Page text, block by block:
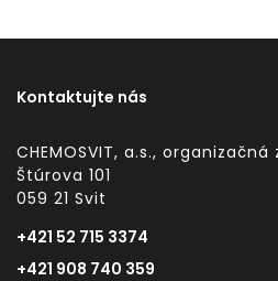
Kontaktujte nás
CHEMOSVIT, a.s., organizačná
Štúrova 101
059 21 Svit
+421 52 715 3374
+421 908 740 359